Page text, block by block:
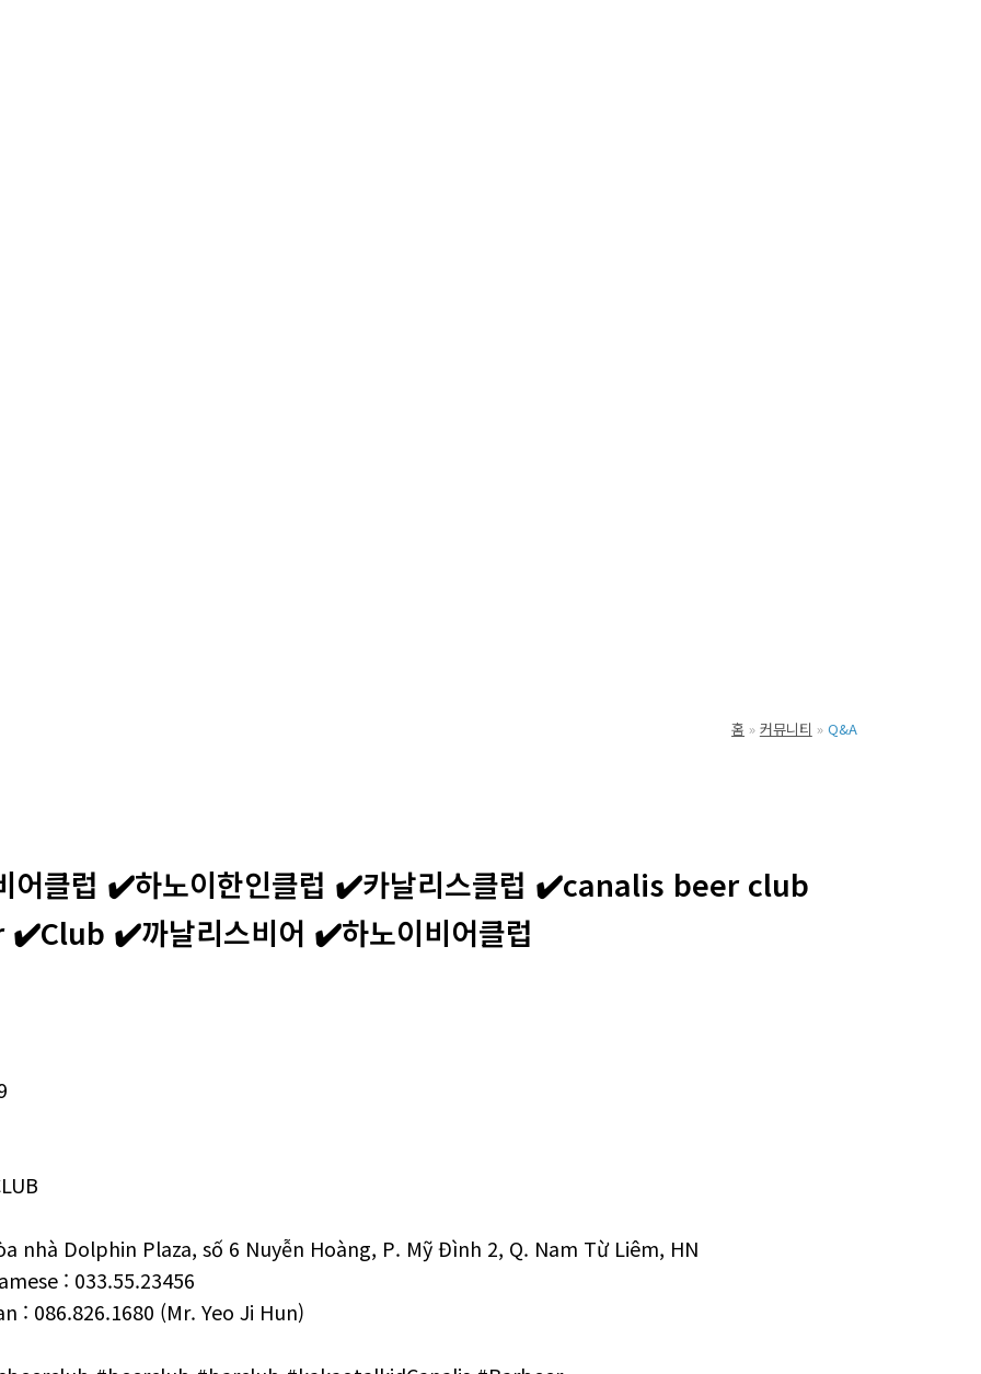
홈 커뮤니티 Q&A
어클럽 ✔️하노이한인클럽 ✔️‍‍카날리스클럽 ✔️‍canalis beer club
‍‍✔️까날리스비어 ‍‍✔️하노이비어클럽
nhà Dolphin Plaza, số 6 Nuyễn Hoàng, P. Mỹ Đình 2, Q. Nam Từ Liêm, HN
: 033.55.23456
: 086.826.1680 (Mr. Yeo Ji Hun)